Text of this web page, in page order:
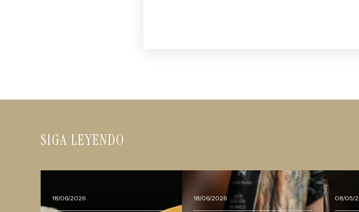
SIGA LEYENDO
18/06/2026 18/06/2026 08/05/